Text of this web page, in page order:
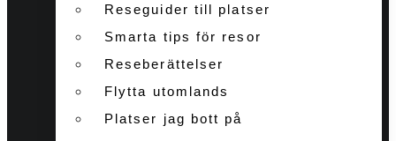
Reseguider till platser
Smarta tips för resor
Reseberättelser
Flytta utomlands
Platser jag bott på